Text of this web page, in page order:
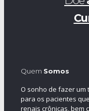
Quem Somos
O sonho de fazer
para os pacientes
renais crônicas, bem